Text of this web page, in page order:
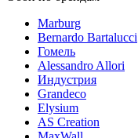
Marburg
Bernardo Bartalucci
Гомель
Alessandro Allori
Индустрия
Grandeco
Elysium
AS Creation